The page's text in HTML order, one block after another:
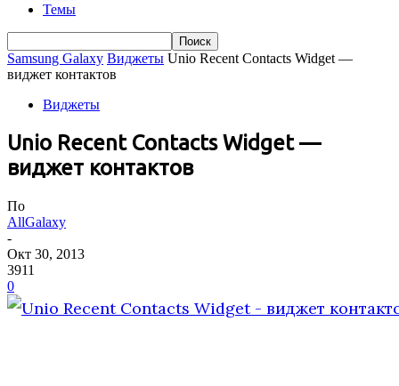
Темы
Samsung Galaxy Виджеты Unio Recent Contacts Widget —
виджет контактов
Виджеты
Unio Recent Contacts Widget —
виджет контактов
По
AllGalaxy
-
Окт 30, 2013
3911
0